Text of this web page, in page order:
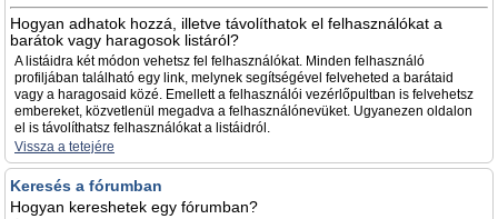
Hogyan adhatok hozzá, illetve távolíthatok el felhasználókat a
barátok vagy haragosok listáról?
A listáidra két módon vehetsz fel felhasználókat. Minden felhasználó
profiljában található egy link, melynek segítségével felveheted a barátaid
vagy a haragosaid közé. Emellett a felhasználói vezérlőpultban is felvehetsz
embereket, közvetlenül megadva a felhasználónevüket. Ugyanezen oldalon
el is távolíthatsz felhasználókat a listáidról.
Vissza a tetejére
Keresés a fórumban
Hogyan kereshetek egy fórumban?